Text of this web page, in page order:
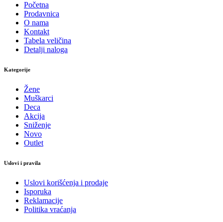
Početna
Prodavnica
O nama
Kontakt
Tabela veličina
Detalji naloga
Kategorije
Žene
Muškarci
Deca
Akcija
Sniženje
Novo
Outlet
Uslovi i pravila
Uslovi korišćenja i prodaje
Isporuka
Reklamacije
Politika vraćanja